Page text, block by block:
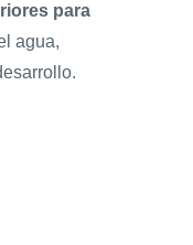
para
agua,